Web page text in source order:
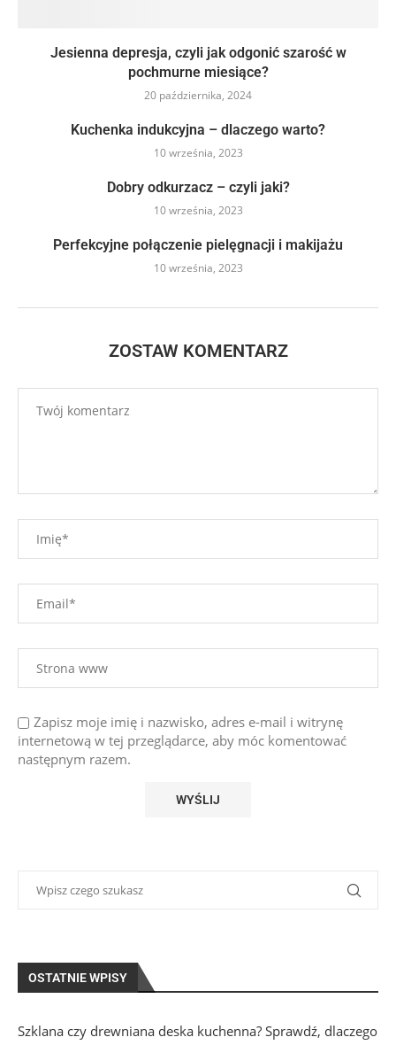
Jesienna depresja, czyli jak odgonić szarość w
pochmurne miesiące?
20 października, 2024
Kuchenka indukcyjna – dlaczego warto?
10 września, 2023
Dobry odkurzacz – czyli jaki?
10 września, 2023
Perfekcyjne połączenie pielęgnacji i makijażu
10 września, 2023
ZOSTAW KOMENTARZ
Zapisz moje imię i nazwisko, adres e-mail i witrynę
internetową w tej przeglądarce, aby móc komentować
następnym razem.
OSTATNIE WPISY
Szklana czy drewniana deska kuchenna? Sprawdź, dlaczego